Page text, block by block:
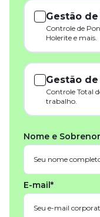
Gestão de
Controle de
Holerite e mais.
Gestão
Controle Total
trabalho.
Nome e
E-mail*